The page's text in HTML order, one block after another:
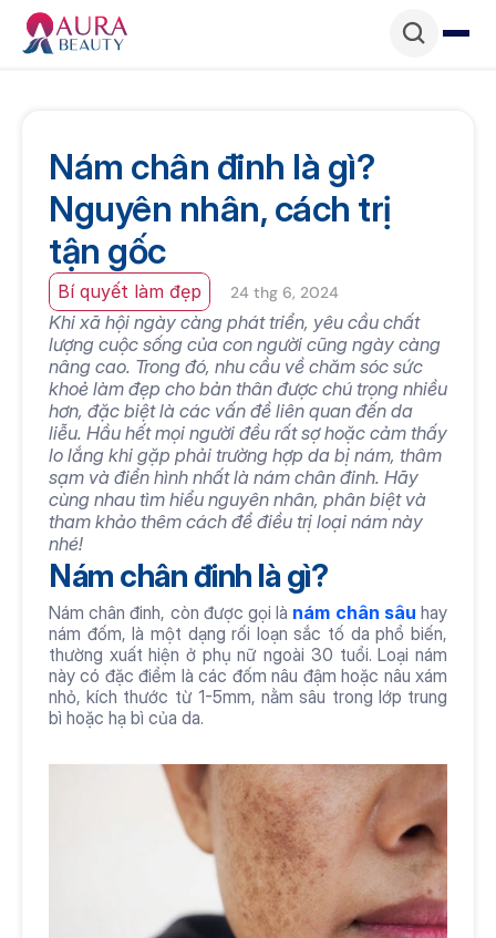
Nám chân đinh là gì?
Nguyên nhân, cách trị
tận gốc
Bí quyết làm đẹp 24 thg 6, 2024
Khi xã hội ngày càng phát triển, yêu cầu chất
lượng cuộc sống của con người cũng ngày càng
nâng cao. Trong đó, nhu cầu về chăm sóc sức
khoẻ làm đẹp cho bản thân được chú trọng nhiều
hơn, đặc biệt là các vấn đề liên quan đến da
liễu. Hầu hết mọi người đều rất sợ hoặc cảm thấy
lo lắng khi gặp phải trường hợp da bị nám, thâm
sạm và điển hình nhất là nám chân đinh. Hãy
cùng nhau tìm hiểu nguyên nhân, phân biệt và
tham khảo thêm cách để điều trị loại nám này
nhé!
Nám chân đinh là gì?
Nám chân đinh, còn được gọi là nám chân sâu hay
nám đốm, là một dạng rối loạn sắc tố da phổ biến,
thường xuất hiện ở phụ nữ ngoài 30 tuổi. Loại nám
này có đặc điểm là các đốm nâu đậm hoặc nâu xám
nhỏ, kích thước từ 1-5mm, nằm sâu trong lớp trung
bì hoặc hạ bì của da.